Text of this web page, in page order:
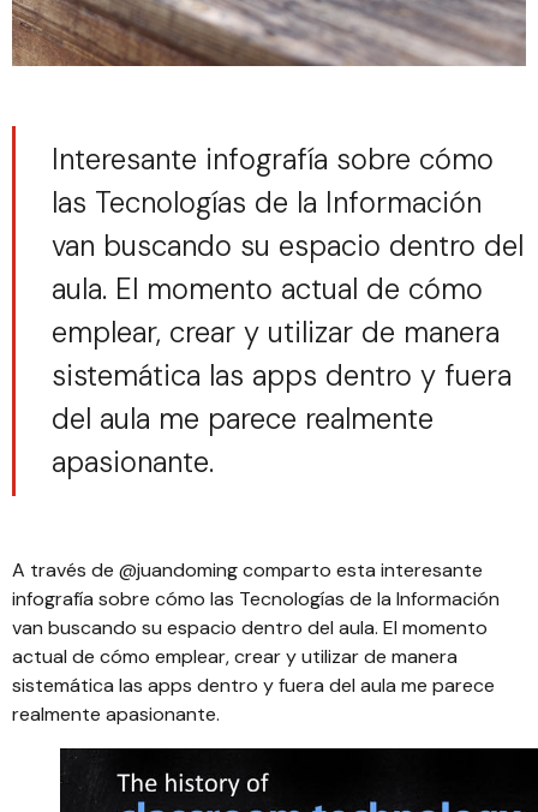
Interesante infografía sobre cómo
las Tecnologías de la Información
van buscando su espacio dentro del
aula. El momento actual de cómo
emplear, crear y utilizar de manera
sistemática las apps dentro y fuera
del aula me parece realmente
apasionante.
A través de @juandomingcomparto esta interesante
infografía sobre cómo las Tecnologías de la Información
van buscando su espacio dentro del aula. El momento
actual de cómo emplear, crear y utilizar de manera
sistemática las apps dentro y fuera del aula me parece
realmente apasionante.